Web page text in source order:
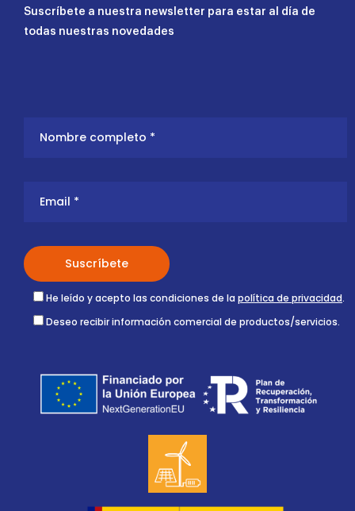
Suscríbete a nuestra newsletter para estar al día de
todas nuestras novedades
He leído y acepto las condiciones de la política de privacidad.
Deseo recibir información comercial de productos/servicios.